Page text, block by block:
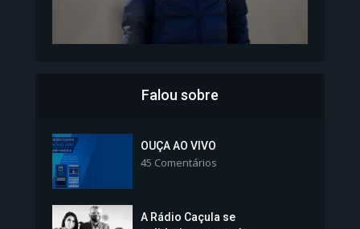
Colégios da Polícia...
Falou sobre
OUÇA AO VIVO
45 Comentários
A Rádio Caçula se